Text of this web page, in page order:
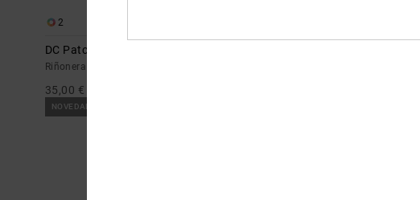
2
DC Patch It
Riñonera Azul hombre
35,00 €
NOVEDAD